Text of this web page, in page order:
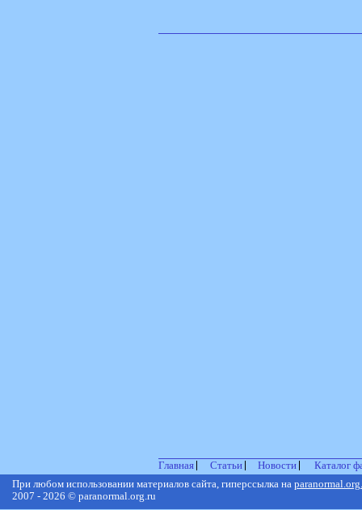
Главная Статьи Новости
Каталог
При любом использовании материалов сайта, гиперссылка на
2007 - 2026 © paranormal.org.ru